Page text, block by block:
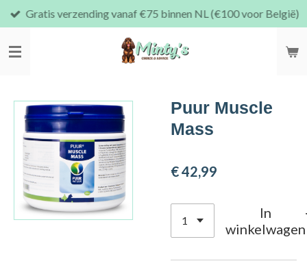
Ga
direct
naar
Gratis verzending vanaf €75 binnen NL (€100 voor België)
Puur Muscle
Mass
€ 42,99
In
winkelwagen